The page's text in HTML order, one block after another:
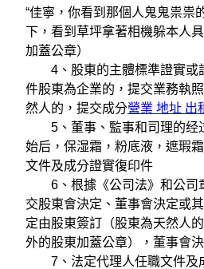
“佳寧，你看到那個人鬼鬼祟祟
下，看到草坪拿著相機躲本人
加蓋公章）
4、股東的主體標準證實或
件股東為企業的，提交業務執
然人的，提交成分營業 地址 出
5、董事、監事和司理的经
始后，保湿霜，粉底液，遮瑕
文件及成分證實復印件
6、根據《公司法》和公司
交股東會決定、董事會決定或
定由股東簽訂（股東為天然人
外的股東加蓋公章），董事會
7、法定代理人任職文件及